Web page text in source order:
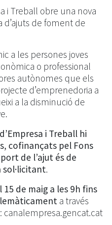
i Treball obre una nova
de foment de
a les persones joves
o professional
autònomes que els
d’emprenedoria a
a la disminució de
i Treball hi
cofinançats pel Fons
de l’ajut és de
sol·licitant.
15 de maig a les 9h fins
a través
canalempresa.gencat.cat